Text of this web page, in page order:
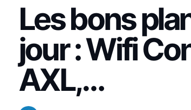
Les bons
jour : Wifi
AXL,…